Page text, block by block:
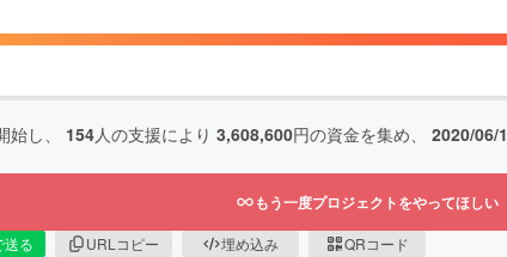
始し、 154人の支援により 3,608,600円の資金を集め、 2020/06/
もう一度プロジェクトをやってほしい
送る URLコピー 埋め込み QRコード